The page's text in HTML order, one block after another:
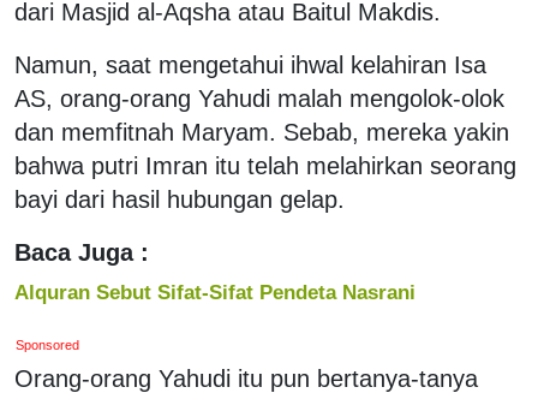
dari Masjid al-Aqsha atau Baitul Makdis.
Namun, saat mengetahui ihwal kelahiran Isa
AS, orang-orang Yahudi malah mengolok-olok
dan memfitnah Maryam. Sebab, mereka yakin
bahwa putri Imran itu telah melahirkan seorang
bayi dari hasil hubungan gelap.
Baca Juga :
Alquran Sebut Sifat-Sifat Pendeta Nasrani
Sponsored
Orang-orang Yahudi itu pun bertanya-tanya